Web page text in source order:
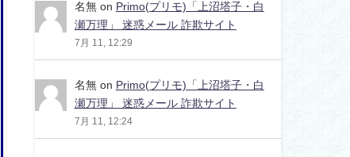
名無on Primo(プリモ)「上沼塔子・白
瀬万理」 迷惑メール 詐欺サイト
7月 11, 12:29
名無on Primo(プリモ)「上沼塔子・白
瀬万理」 迷惑メール 詐欺サイト
7月 11, 12:24